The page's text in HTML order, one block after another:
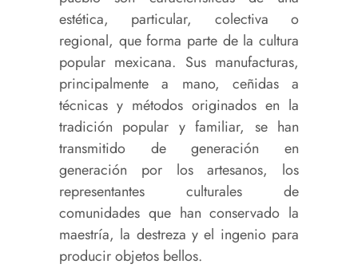
estética, particular, colectiva o
regional, que forma parte de la cultura
popular mexicana. Sus manufacturas,
principalmente a mano, ceñidas a
técnicas y métodos originados en la
tradición popular y familiar, se han
transmitido de generación en
generación por los artesanos, los
representantes culturales de
comunidades que han conservado la
maestría, la destreza y el ingenio para
producir objetos bellos.